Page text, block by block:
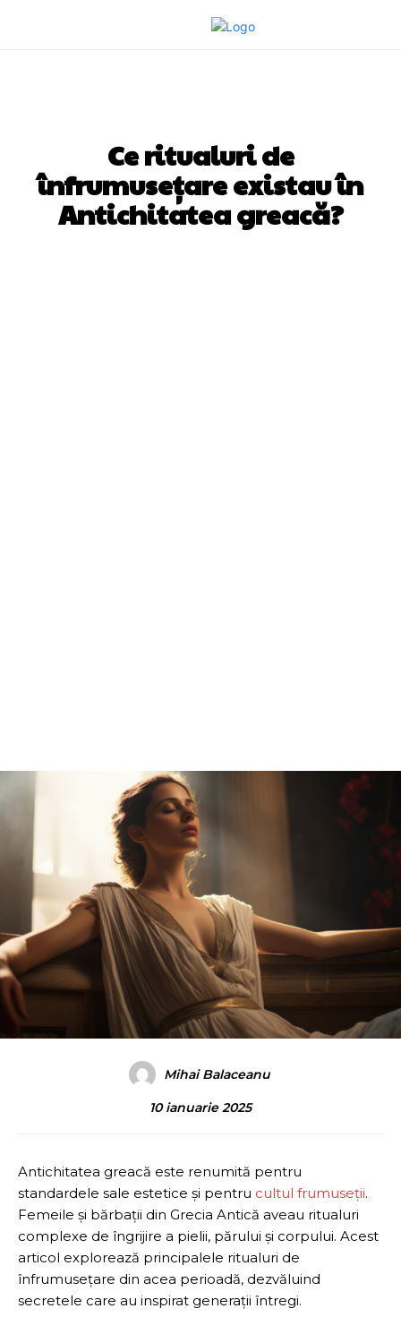
Ce ritualuri de
înfrumusețare existau în
Antichitatea greacă?
Mihai Balaceanu
10 ianuarie 2025
Antichitatea greacă este renumită pentru
standardele sale estetice și pentru cultul frumuseții.
Femeile și bărbații din Grecia Antică aveau ritualuri
complexe de îngrijire a pielii, părului și corpului. Acest
articol explorează principalele ritualuri de
înfrumusețare din acea perioadă, dezvăluind
secretele care au inspirat generații întregi.